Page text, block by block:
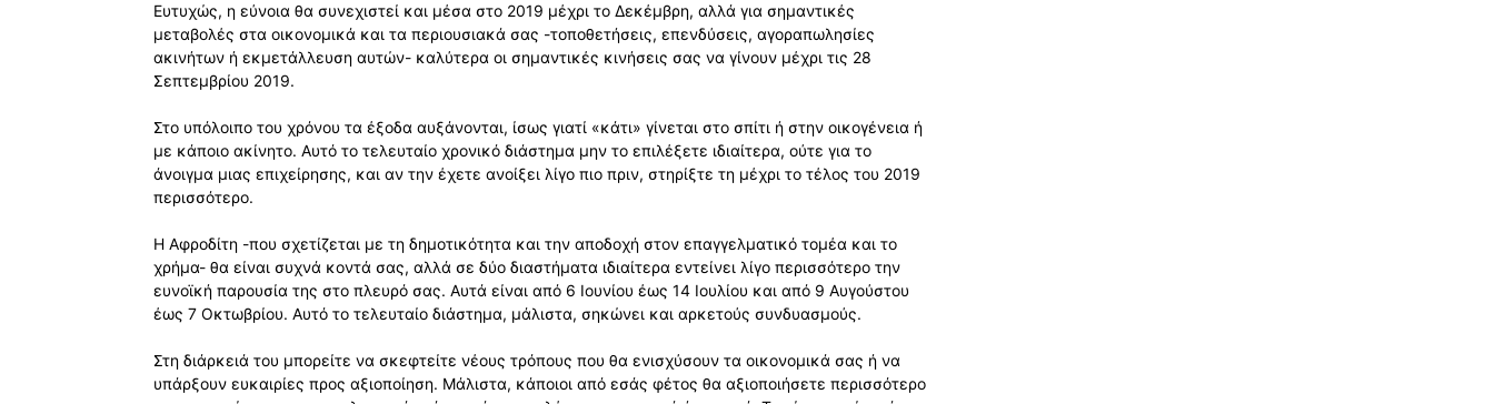
Ευτυχώς, η εύνοια θα συνεχιστεί και μέσα στο 2019 μέχρι το Δεκέμβρη, αλλά για σημαντικές
μεταβολές στα οικονομικά και τα περιουσιακά σας -τοποθετήσεις, επενδύσεις, αγοραπωλησίες
ακινήτων ή εκμετάλλευση αυτών- καλύτερα οι σημαντικές κινήσεις σας να γίνουν μέχρι τις 28
Σεπτεμβρίου 2019.
Στο υπόλοιπο του χρόνου τα έξοδα αυξάνονται, ίσως γιατί «κάτι» γίνεται στο σπίτι ή στην οικογένεια ή
με κάποιο ακίνητο. Αυτό το τελευταίο χρονικό διάστημα μην το επιλέξετε ιδιαίτερα, ούτε για το
άνοιγμα μιας επιχείρησης, και αν την έχετε ανοίξει λίγο πιο πριν, στηρίξτε τη μέχρι το τέλος του 2019
περισσότερο.
Η Αφροδίτη -που σχετίζεται με τη δημοτικότητα και την αποδοχή στον επαγγελματικό τομέα και το
χρήμα- θα είναι συχνά κοντά σας, αλλά σε δύο διαστήματα ιδιαίτερα εντείνει λίγο περισσότερο την
ευνοϊκή παρουσία της στο πλευρό σας. Αυτά είναι από 6 Ιουνίου έως 14 Ιουλίου και από 9 Αυγούστου
έως 7 Οκτωβρίου. Αυτό το τελευταίο διάστημα, μάλιστα, σηκώνει και αρκετούς συνδυασμούς.
Στη διάρκειά του μπορείτε να σκεφτείτε νέους τρόπους που θα ενισχύσουν τα οικονομικά σας ή να
υπάρξουν ευκαιρίες προς αξιοποίηση. Μάλιστα, κάποιοι από εσάς φέτος θα αξιοποιήσετε περισσότερο